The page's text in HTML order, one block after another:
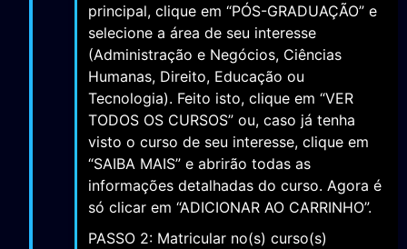
principal, clique em “PÓS-GRADUAÇÃO” e
selecione a área de seu interesse
(Administração e Negócios, Ciências
Humanas, Direito, Educação ou
Tecnologia). Feito isto, clique em “VER
TODOS OS CURSOS” ou, caso já tenha
visto o curso de seu interesse, clique em
“SAIBA MAIS” e abrirão todas as
informações detalhadas do curso. Agora é
só clicar em “ADICIONAR AO CARRINHO”.
PASSO 2: Matricular no(s) curso(s)